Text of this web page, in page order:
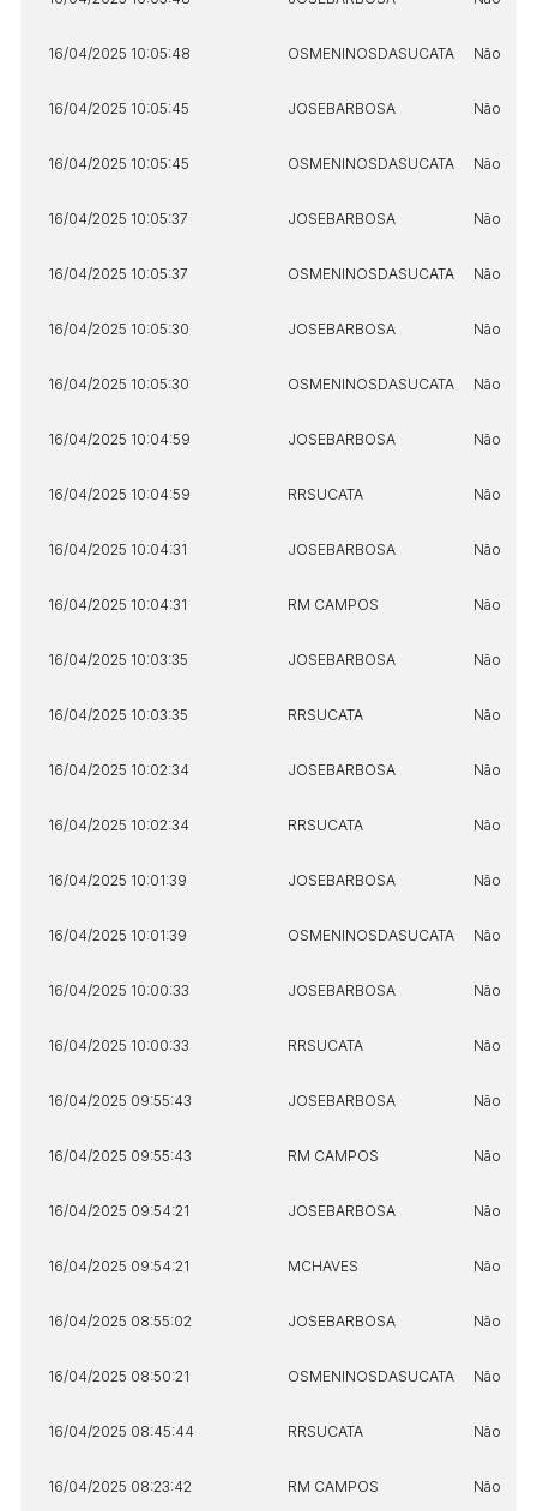
16/04/2025 10:05:48 OSMENINOSDASUCATA Não
16/04/2025 10:05:45 JOSEBARBOSA Não
16/04/2025 10:05:45 OSMENINOSDASUCATA Não
16/04/2025 10:05:37 JOSEBARBOSA Não
16/04/2025 10:05:37 OSMENINOSDASUCATA Não
16/04/2025 10:05:30 JOSEBARBOSA Não
16/04/2025 10:05:30 OSMENINOSDASUCATA Não
16/04/2025 10:04:59 JOSEBARBOSA Não
16/04/2025 10:04:59 RRSUCATA Não
16/04/2025 10:04:31 JOSEBARBOSA Não
16/04/2025 10:04:31 RM CAMPOS Não
16/04/2025 10:03:35 JOSEBARBOSA Não
16/04/2025 10:03:35 RRSUCATA Não
16/04/2025 10:02:34 JOSEBARBOSA Não
16/04/2025 10:02:34 RRSUCATA Não
16/04/2025 10:01:39 JOSEBARBOSA Não
16/04/2025 10:01:39 OSMENINOSDASUCATA Não
16/04/2025 10:00:33 JOSEBARBOSA Não
16/04/2025 10:00:33 RRSUCATA Não
16/04/2025 09:55:43 JOSEBARBOSA Não
16/04/2025 09:55:43 RM CAMPOS Não
16/04/2025 09:54:21 JOSEBARBOSA Não
16/04/2025 09:54:21 MCHAVES Não
16/04/2025 08:55:02 JOSEBARBOSA Não
16/04/2025 08:50:21 OSMENINOSDASUCATA Não
16/04/2025 08:45:44 RRSUCATA Não
16/04/2025 08:23:42 RM CAMPOS Não